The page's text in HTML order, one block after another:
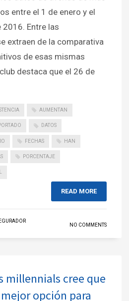
entre el 1 de enero y el
Entre las
extraen de la comparativa
de esas mismas
destaca que el 26 de
AUMENTAN
DATOS
FECHAS HAN
PORCENTAJE
READ MORE
NO COMMENTS
millennials cree que
opción para